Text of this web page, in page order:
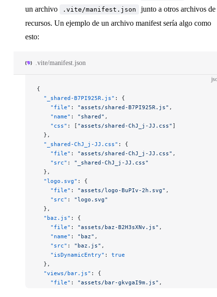
un archivo
.vite/manifest.json
junto a otros archivos de
recursos. Un ejemplo de un archivo manifest sería algo como
esto:
.vite/manifest.json
{
  "_shared-B7PI925R.js"
: {
    "file"
: "assets/shared-B7PI925R.js" ,
    "name"
: "shared" ,
    "css"
: [ "assets/shared-ChJ_j-JJ.css" ]
  },
  "_shared-ChJ_j-JJ.css"
: {
    "file"
: "assets/shared-ChJ_j-JJ.css" ,
    "src"
: "_shared-ChJ_j-JJ.css"
  },
  "logo.svg"
: {
    "file"
: "assets/logo-BuPIv-2h.svg" ,
    "src"
: "logo.svg"
  },
  "baz.js"
: {
    "file"
: "assets/baz-B2H3sXNv.js" ,
    "name"
: "baz" ,
    "src"
: "baz.js" ,
    "isDynamicEntry"
: true
  },
  "views/bar.js"
: {
    "file"
: "assets/bar-gkvgaI9m.js" ,